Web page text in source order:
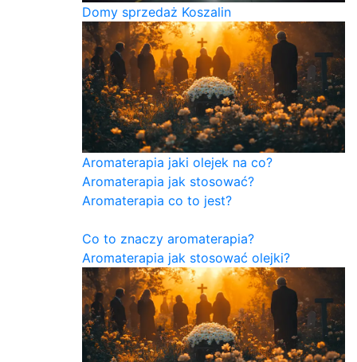
Domy sprzedaż Koszalin
Aromaterapia jaki olejek na co?
Aromaterapia jak stosować?
Aromaterapia co to jest?
Co to znaczy aromaterapia?
Aromaterapia jak stosować olejki?